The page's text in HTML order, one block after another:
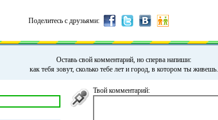
Поделитесь с друзьями:
Оставь свой комментарий, но сперва напиши:
как тебя зовут, сколько тебе лет и город, в котором ты живешь.
Твой комментарий: